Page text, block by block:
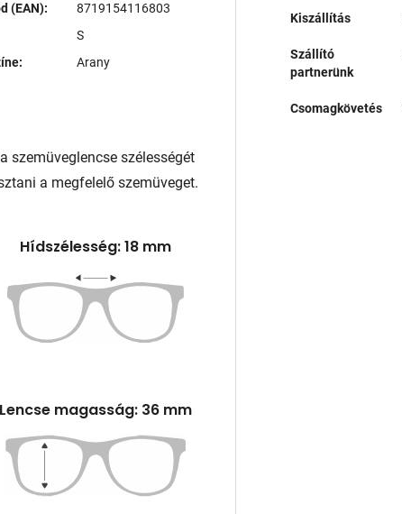
(EAN):
8719154116803
S
Arany
szemüveglencse szélességét
a megfelelő szemüveget.
Hídszélesség: 18 mm
Lencse magasság: 36 mm
Kiszállítás
Szállító
partnerünk
Csomagkövetés